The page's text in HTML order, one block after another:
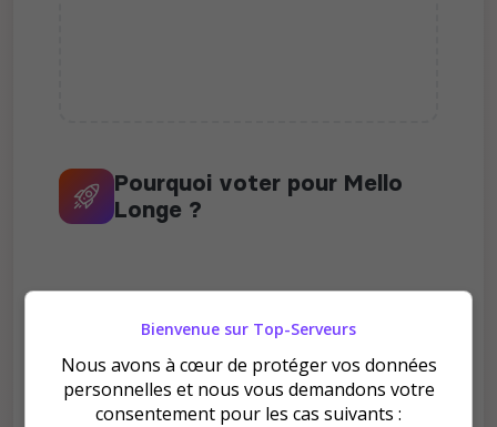
Pourquoi voter pour Mello
Longe ?
Améliore le classement
Votre vote aide le serveur à monter dans le
Bienvenue sur Top-Serveurs
Nous avons à cœur de protéger vos données
personnelles et nous vous demandons votre
consentement pour les cas suivants :